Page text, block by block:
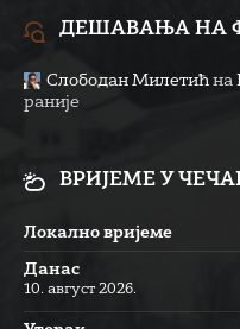
ДЕШАВАЊА НА
Слободан Милетић на
раније
ВРИЈЕМЕ У
Локално вријеме
Данас
10. август 2026.